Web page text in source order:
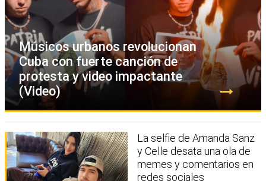
Músicos urbanos revolucionan
Cuba con fuerte canción de
protesta y video impactante
(Video)
La selfie de Amanda Sanz
y Celle desata una ola de
memes y comentarios en
redes sociales